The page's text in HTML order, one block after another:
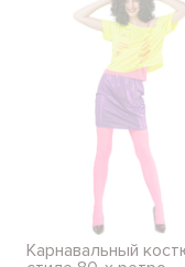
Карнавальный